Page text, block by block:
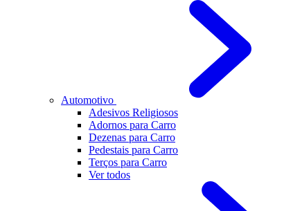
Automotivo
Adesivos Religiosos
Adornos para Carro
Dezenas para Carro
Pedestais para Carro
Terços para Carro
Ver todos